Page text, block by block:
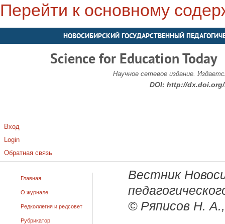
Перейти к основному
НОВОСИБИРСКИЙ ГОСУДАРСТВЕННЫЙ
Science for Education Today
Научное сетевое издание.
DOI: http://dx.doi.org/
Вход
Login
Обратная связь
Главная
О журнале
Редколлегия и редсовет
Рубрикатор
Вестник
© Ряписов Н.